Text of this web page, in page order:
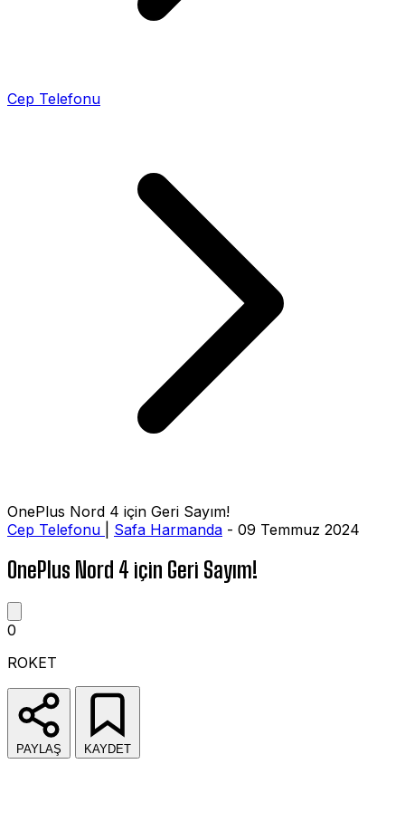
Cep Telefonu
OnePlus Nord 4 için Geri Sayım!
Cep Telefonu
Safa Harmanda - 09 Temmuz 2024
OnePlus Nord 4 için Geri Sayım!
0
ROKET
PAYLAŞ KAYDET